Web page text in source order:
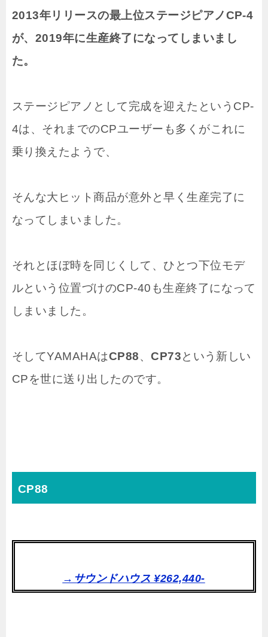
2013年リリースの最上位ステージピアノCP-4
が、2019年に生産終了になってしまいまし
た。
ステージピアノとして完成を迎えたというCP-
4は、それまでのCPユーザーも多くがこれに
乗り換えたようで、
そんな大ヒット商品が意外と早く生産完了に
なってしまいました。
それとほぼ時を同じくして、ひとつ下位モデ
ルという位置づけのCP-40も生産終了になって
しまいました。
そしてYAMAHAはCP88、CP73という新しい
CPを世に送り出したのです。
CP88
→サウンドハウス ¥262,440-